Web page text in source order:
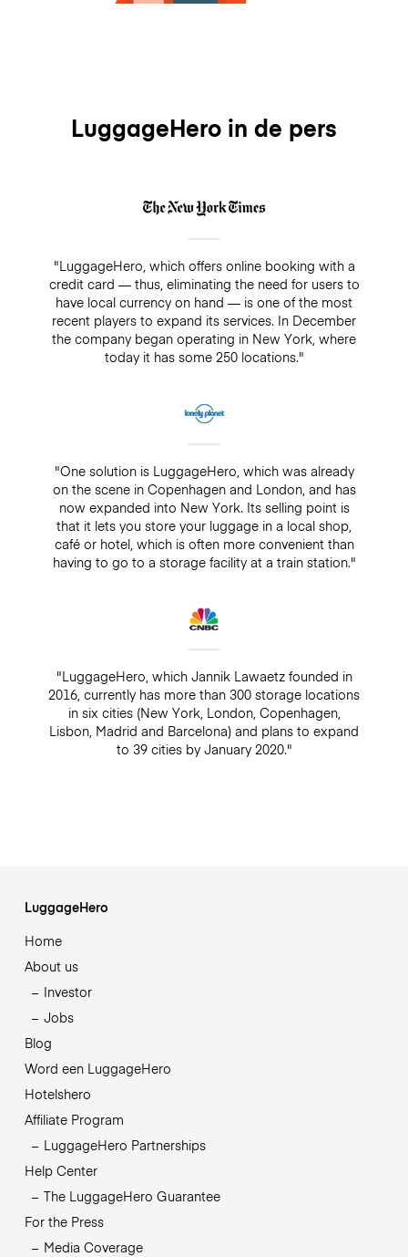
LuggageHero in de pers
"LuggageHero, which offers online booking with a
credit card — thus, eliminating the need for users to
have local currency on hand — is one of the most
recent players to expand its services. In December
the company began operating in New York, where
today it has some 250 locations."
"One solution is LuggageHero, which was already
on the scene in Copenhagen and London, and has
now expanded into New York. Its selling point is
that it lets you store your luggage in a local shop,
café or hotel, which is often more convenient than
having to go to a storage facility at a train station."
"LuggageHero, which Jannik Lawaetz founded in
2016, currently has more than 300 storage locations
in six cities (New York, London, Copenhagen,
Lisbon, Madrid and Barcelona) and plans to expand
to 39 cities by January 2020."
LuggageHero
Home
About us
Investor
Jobs
Blog
Word een LuggageHero
Hotelshero
Affiliate Program
LuggageHero Partnerships
Help Center
The LuggageHero Guarantee
For the Press
Media Coverage